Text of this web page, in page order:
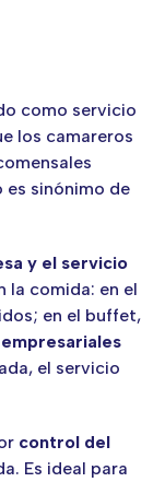
como servicio
los camareros
es sinónimo de
y el servicio
la comida: en el
en el buffet,
el servicio
control del
Es ideal para